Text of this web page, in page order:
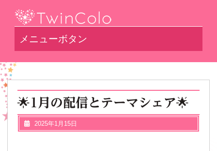
メニューボタン
🌟1月の配信とテーマシェア🌟
2025年1月15日